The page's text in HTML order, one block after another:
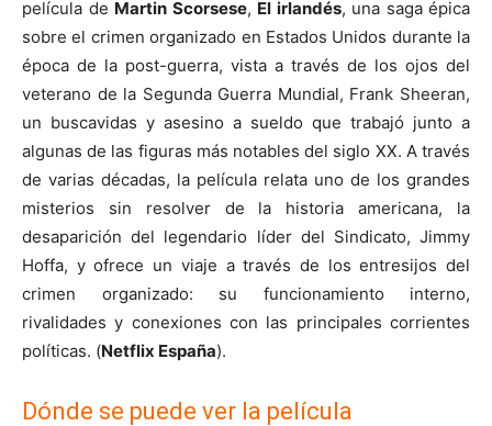
película de Martin Scorsese, El irlandés, una saga épica
sobre el crimen organizado en Estados Unidos durante la
época de la post-guerra, vista a través de los ojos del
veterano de la Segunda Guerra Mundial, Frank Sheeran,
un buscavidas y asesino a sueldo que trabajó junto a
algunas de las figuras más notables del siglo XX. A través
de varias décadas, la película relata uno de los grandes
misterios sin resolver de la historia americana, la
desaparición del legendario líder del Sindicato, Jimmy
Hoffa, y ofrece un viaje a través de los entresijos del
crimen organizado: su funcionamiento interno,
rivalidades y conexiones con las principales corrientes
políticas. (Netflix España).
Dónde se puede ver la película